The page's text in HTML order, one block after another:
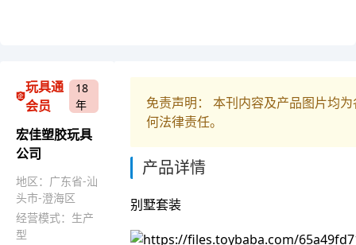
玩具通
会员
18
年
宏佳塑胶玩具
公司
地区：广东省-汕
头市-澄海区
经营模式：生产
型
免责声明： 本刊内容及产品图片均
何法律责任。
产品详情
别墅套装